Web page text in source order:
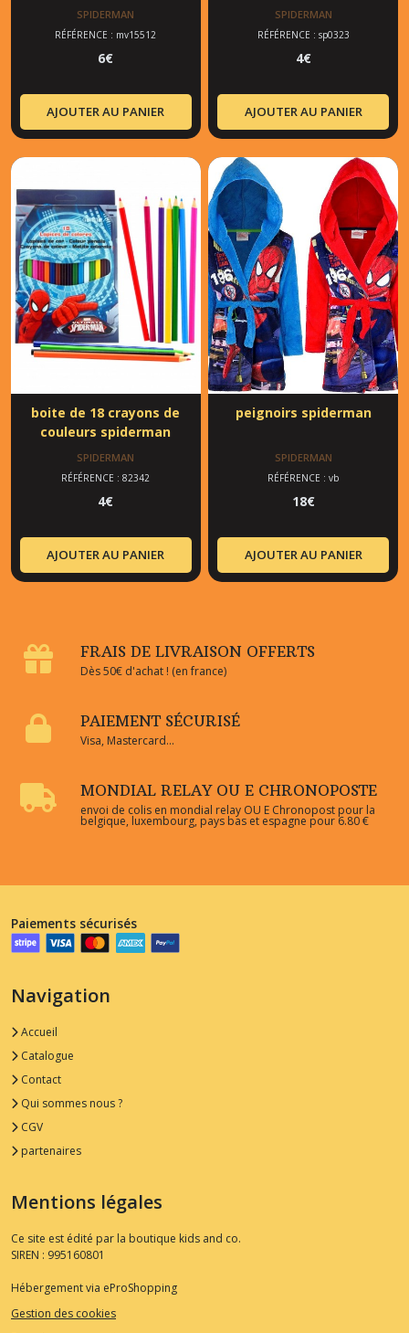
SPIDERMAN
RÉFÉRENCE : mv15512
6€
AJOUTER AU PANIER
SPIDERMAN
RÉFÉRENCE : sp0323
4€
AJOUTER AU PANIER
boite de 18 crayons de
couleurs spiderman
SPIDERMAN
RÉFÉRENCE : 82342
4€
AJOUTER AU PANIER
peignoirs spiderman
SPIDERMAN
RÉFÉRENCE : vb
18€
AJOUTER AU PANIER
FRAIS DE LIVRAISON OFFERTS
Dès 50€ d'achat ! (en france)
PAIEMENT SÉCURISÉ
Visa, Mastercard...
MONDIAL RELAY OU E CHRONOPOSTE
envoi de colis en mondial relay OU E Chronopost pour la
belgique, luxembourg, pays bas et espagne pour 6.80 €
Paiements sécurisés
Navigation
Accueil
Catalogue
Contact
Qui sommes nous ?
CGV
partenaires
Mentions légales
Ce site est édité par la boutique kids and co.
SIREN : 995160801
Hébergement via eProShopping
Gestion des cookies